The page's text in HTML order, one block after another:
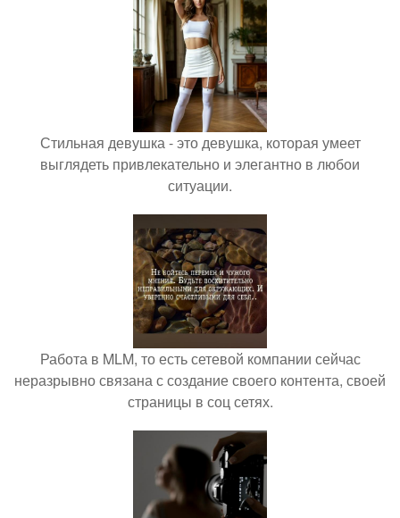
Стильная девушка - это девушка, которая умеет
выглядеть привлекательно и элегантно в любои
ситуации.
Работа в MLM, то есть сетевой компании сейчас
неразрывно связана с создание своего контента, своей
страницы в соц сетях.